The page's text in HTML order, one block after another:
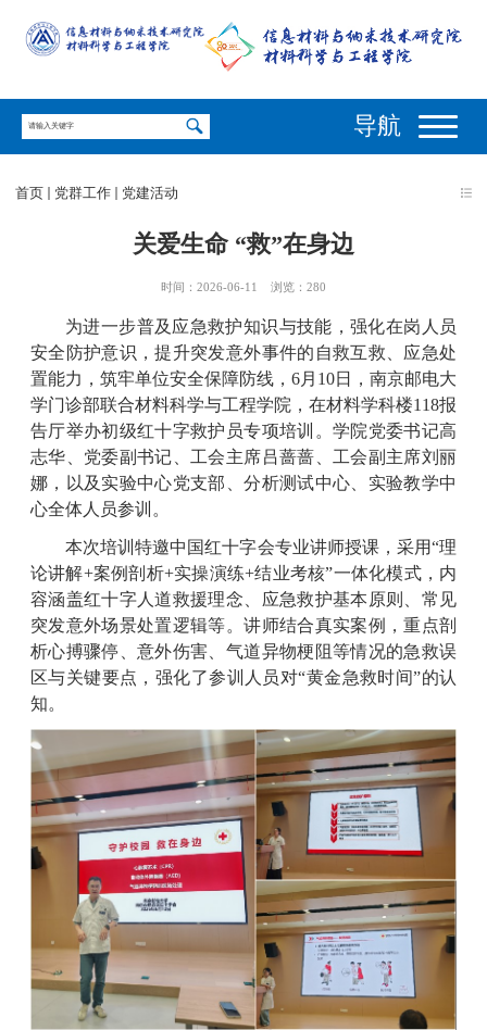
导航
首页 党群工作 党建活动
关爱生命 “救”在身边
时间：2026-06-11 浏览： 280
为进一步普及应急救护知识与技能，强化在岗人员
安全防护意识，提升突发意外事件的自救互救、应急处
置能力，筑牢单位安全保障防线， 6月 10日，南京邮电大
学门诊部联合材料科学与工程学院，在材料学科楼118报
告厅举办初级红十字救护员专项培训。学院党委书记高
志华、党委副书记、工会主席吕蔷蔷、工会副主席刘丽
娜，以及实验中心党支部、分析测试中心、实验教学中
心全体人员参训。
本次培训特邀中国红十字会专业讲师授课，采用“理
论讲解+案例剖析+实操演练+结业考核”一体化模式，内
容涵盖红十字人道救援理念、应急救护基本原则、常见
突发意外场景处置逻辑等。讲师结合真实案例，重点剖
析心搏骤停、意外伤害、气道异物梗阻等情况的急救误
区与关键要点，强化了参训人员对“黄金急救时间”的认
知。